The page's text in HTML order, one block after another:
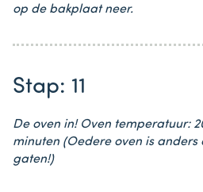
op de bakplaat neer.
Stap: 11
De oven in! Oven temperatuur:
minuten (Oedere oven is anders
gaten!)